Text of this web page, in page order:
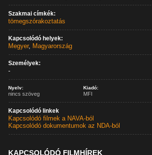
Szakmai címkék:
tömegszórakoztatás
Kapcsolódó helyek:
Megyer, Magyarország
Személyek:
-
Nyelv:
nincs szöveg
Kiadó:
MFI
Kapcsolódó linkek
Kapcsolódó filmek a NAVA-ból
Kapcsolódó dokumentumok az NDA-ból
KAPCSOLÓDÓ FILMHÍREK